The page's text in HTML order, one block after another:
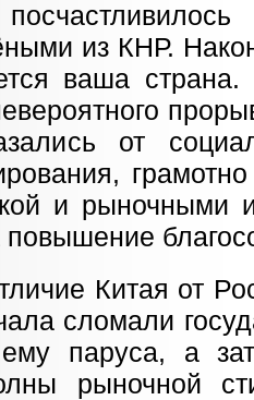
из КНР.
ваша страна.
от
и рыночными
Китая от
сломали
паруса, а
рыночной